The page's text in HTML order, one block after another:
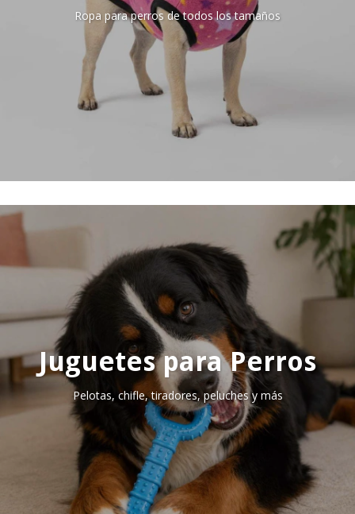
Ropa para perros de todos los tamaños
Juguetes para Perros
Pelotas, chifle, tiradores, peluches y más